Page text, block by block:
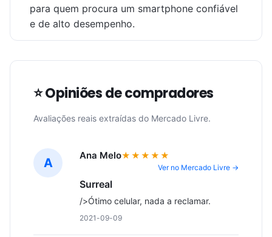
para quem procura um smartphone confiável
e de alto desempenho.
⭐ Opiniões de compradores
Avaliações reais extraídas do Mercado Livre.
A Ana Melo★★★★★
Ver no Mercado Livre →
Surreal
/>Ótimo celular, nada a reclamar.
2021-09-09